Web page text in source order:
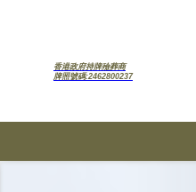
香港政府持牌殮葬商
牌照號碼:2462800237